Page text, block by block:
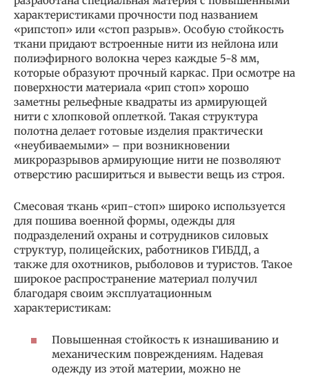
характеристиками прочности под названием
«рипстоп» или «стоп разрыв». Особую стойкость
ткани придают встроенные нити из нейлона или
полиэфирного волокна через каждые 5-8 мм,
которые образуют прочный каркас. При осмотре на
поверхности материала «рип стоп» хорошо
заметны рельефные квадраты из армирующей
нити с хлопковой оплеткой. Такая структура
полотна делает готовые изделия практически
«неубиваемыми» – при возникновении
микроразрывов армирующие нити не позволяют
отверстию расшириться и вывести вещь из строя.
Смесовая ткань «рип-стоп» широко используется
для пошива военной формы, одежды для
подразделений охраны и сотрудников силовых
структур, полицейских, работников ГИБДД, а
также для охотников, рыболовов и туристов. Такое
широкое распространение материал получил
благодаря своим эксплуатационным
характеристикам:
Повышенная стойкость к изнашиванию и
механическим повреждениям. Надевая
одежду из этой материи, можно не